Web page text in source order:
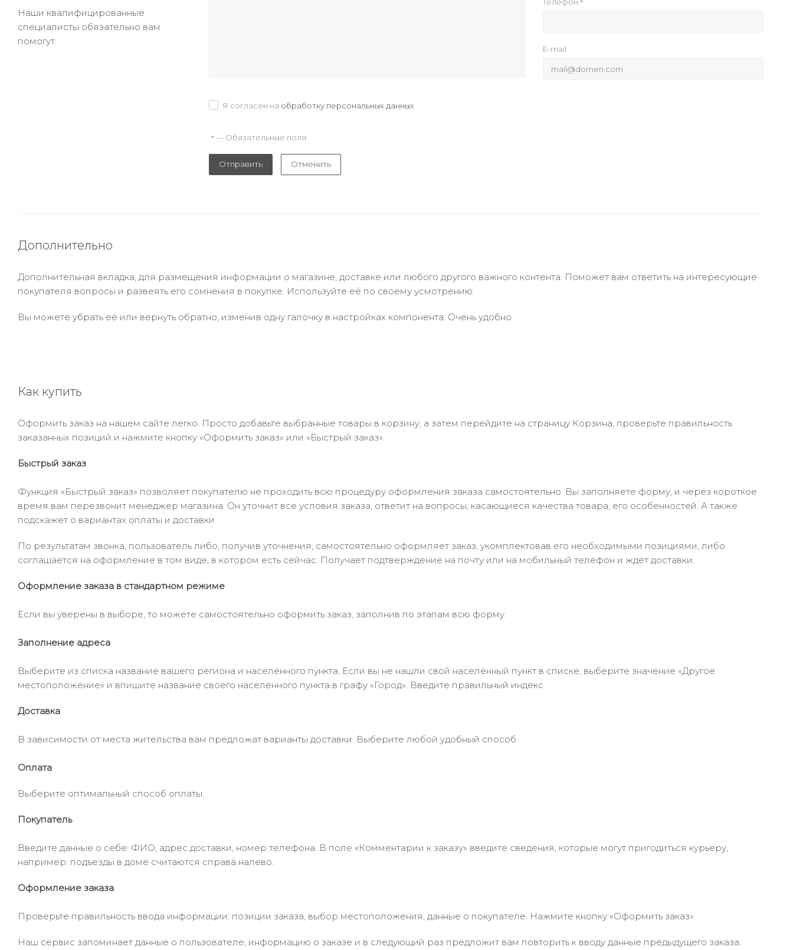
Наши квалифицированные
специалисты обязательно вам
помогут.
*
E-mail
Я согласен на обработку персональных данных
*— Обязательные поля
Отправить Отменить
Дополнительно
Дополнительная вкладка, для размещения информации о магазине, доставке или любого другого важного контента. Поможет вам ответить на интересующие
покупателя вопросы и развеять его сомнения в покупке. Используйте её по своему усмотрению.
Вы можете убрать её или вернуть обратно, изменив одну галочку в настройках компонента. Очень удобно.
Как купить
Оформить заказ на нашем сайте легко. Просто добавьте выбранные товары в корзину, а затем перейдите на страницу Корзина, проверьте правильность
заказанных позиций и нажмите кнопку «Оформить заказ» или «Быстрый заказ».
Быстрый заказ
Функция «Быстрый заказ» позволяет покупателю не проходить всю процедуру оформления заказа самостоятельно. Вы заполняете форму, и через короткое
время вам перезвонит менеджер магазина. Он уточнит все условия заказа, ответит на вопросы, касающиеся качества товара, его особенностей. А также
подскажет о вариантах оплаты и доставки.
По результатам звонка, пользователь либо, получив уточнения, самостоятельно оформляет заказ, укомплектовав его необходимыми позициями, либо
соглашается на оформление в том виде, в котором есть сейчас. Получает подтверждение на почту или на мобильный телефон и ждёт доставки.
Оформление заказа в стандартном режиме
Если вы уверены в выборе, то можете самостоятельно оформить заказ, заполнив по этапам всю форму.
Заполнение адреса
Выберите из списка название вашего региона и населённого пункта. Если вы не нашли свой населённый пункт в списке, выберите значение «Другое
местоположение» и впишите название своего населённого пункта в графу «Город». Введите правильный индекс.
Доставка
В зависимости от места жительства вам предложат варианты доставки. Выберите любой удобный способ.
Оплата
Выберите оптимальный способ оплаты.
Покупатель
Введите данные о себе: ФИО, адрес доставки, номер телефона. В поле «Комментарии к заказу» введите сведения, которые могут пригодиться курьеру,
например: подъезды в доме считаются справа налево.
Оформление заказа
Проверьте правильность ввода информации: позиции заказа, выбор местоположения, данные о покупателе. Нажмите кнопку «Оформить заказ».
Наш сервис запоминает данные о пользователе, информацию о заказе и в следующий раз предложит вам повторить к вводу данные предыдущего заказа.